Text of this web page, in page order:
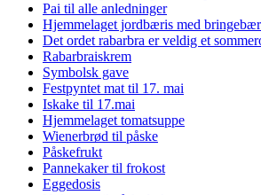
Pai til alle anledninger
Hjemmelaget jordbæris med
Det ordet rabarbra er veldig et
Rabarbraiskrem
Symbolsk gave
Festpyntet mat til 17. mai
Iskake til 17.mai
Hjemmelaget tomatsuppe
Wienerbrød til påske
Påskefrukt
Pannekaker til frokost
Eggedosis